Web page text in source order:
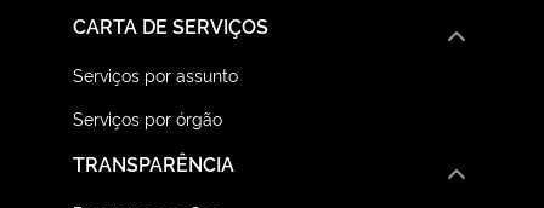
CARTA DE SERVIÇOS
Serviços por assunto
Serviços por órgão
TRANSPARÊNCIA